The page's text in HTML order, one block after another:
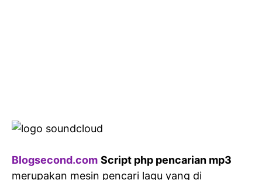
Blogsecond.com Script php pencarian mp3
merupakan mesin pencari lagu yang di